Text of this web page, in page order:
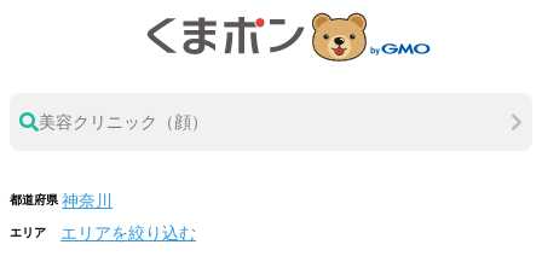
美容クリニック（顔）
都道府県
エリア エリアを絞り込む